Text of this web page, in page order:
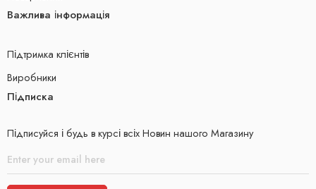
Важлива інформація
Підтримка клієнтів
Виробники
Підписка
Підписуйся і будь в курсі всіх Новин нашого Магазину